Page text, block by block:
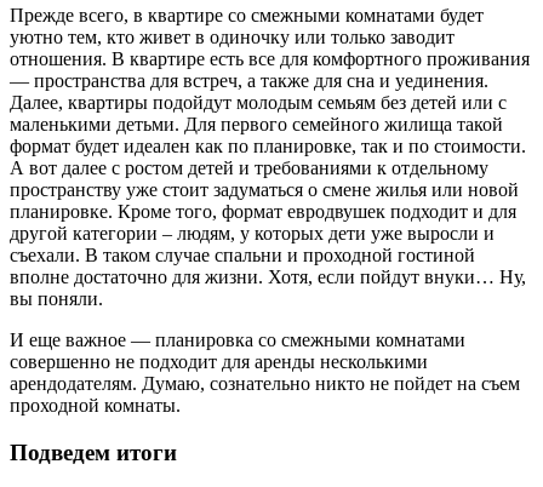
Прежде всего, в квартире со смежными комнатами будет
уютно тем, кто живет в одиночку или только заводит
отношения. В квартире есть все для комфортного проживания
— пространства для встреч, а также для сна и уединения.
Далее, квартиры подойдут молодым семьям без детей или с
маленькими детьми. Для первого семейного жилища такой
формат будет идеален как по планировке, так и по стоимости.
А вот далее с ростом детей и требованиями к отдельному
пространству уже стоит задуматься о смене жилья или новой
планировке. Кроме того, формат евродвушек подходит и для
другой категории – людям, у которых дети уже выросли и
съехали. В таком случае спальни и проходной гостиной
вполне достаточно для жизни. Хотя, если пойдут внуки… Ну,
вы поняли.
И еще важное — планировка со смежными комнатами
совершенно не подходит для аренды несколькими
арендодателям. Думаю, сознательно никто не пойдет на съем
проходной комнаты.
Подведем итоги